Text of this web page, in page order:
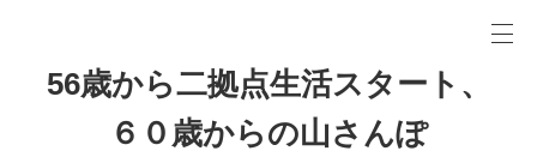
56歳から二拠点生活スタート、
６０歳からの山さんぽ